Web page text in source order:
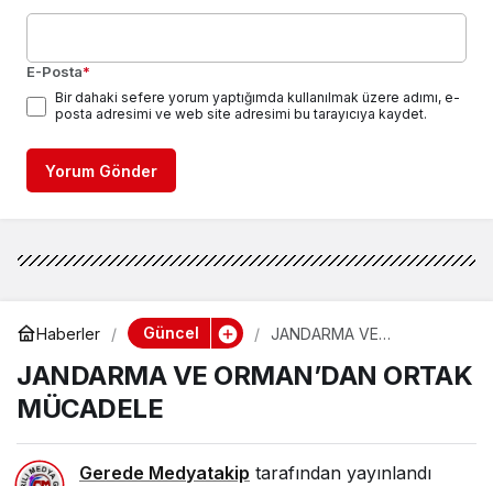
E-Posta*
Bir dahaki sefere yorum yaptığımda kullanılmak üzere adımı, e-
posta adresimi ve web site adresimi bu tarayıcıya kaydet.
Yorum Gönder
Haberler Güncel
JANDARMA VE
MÜCADELE
JANDARMA VE ORMAN’DAN ORTAK
MÜCADELE
Gerede Medyatakip tarafından yayınlandı